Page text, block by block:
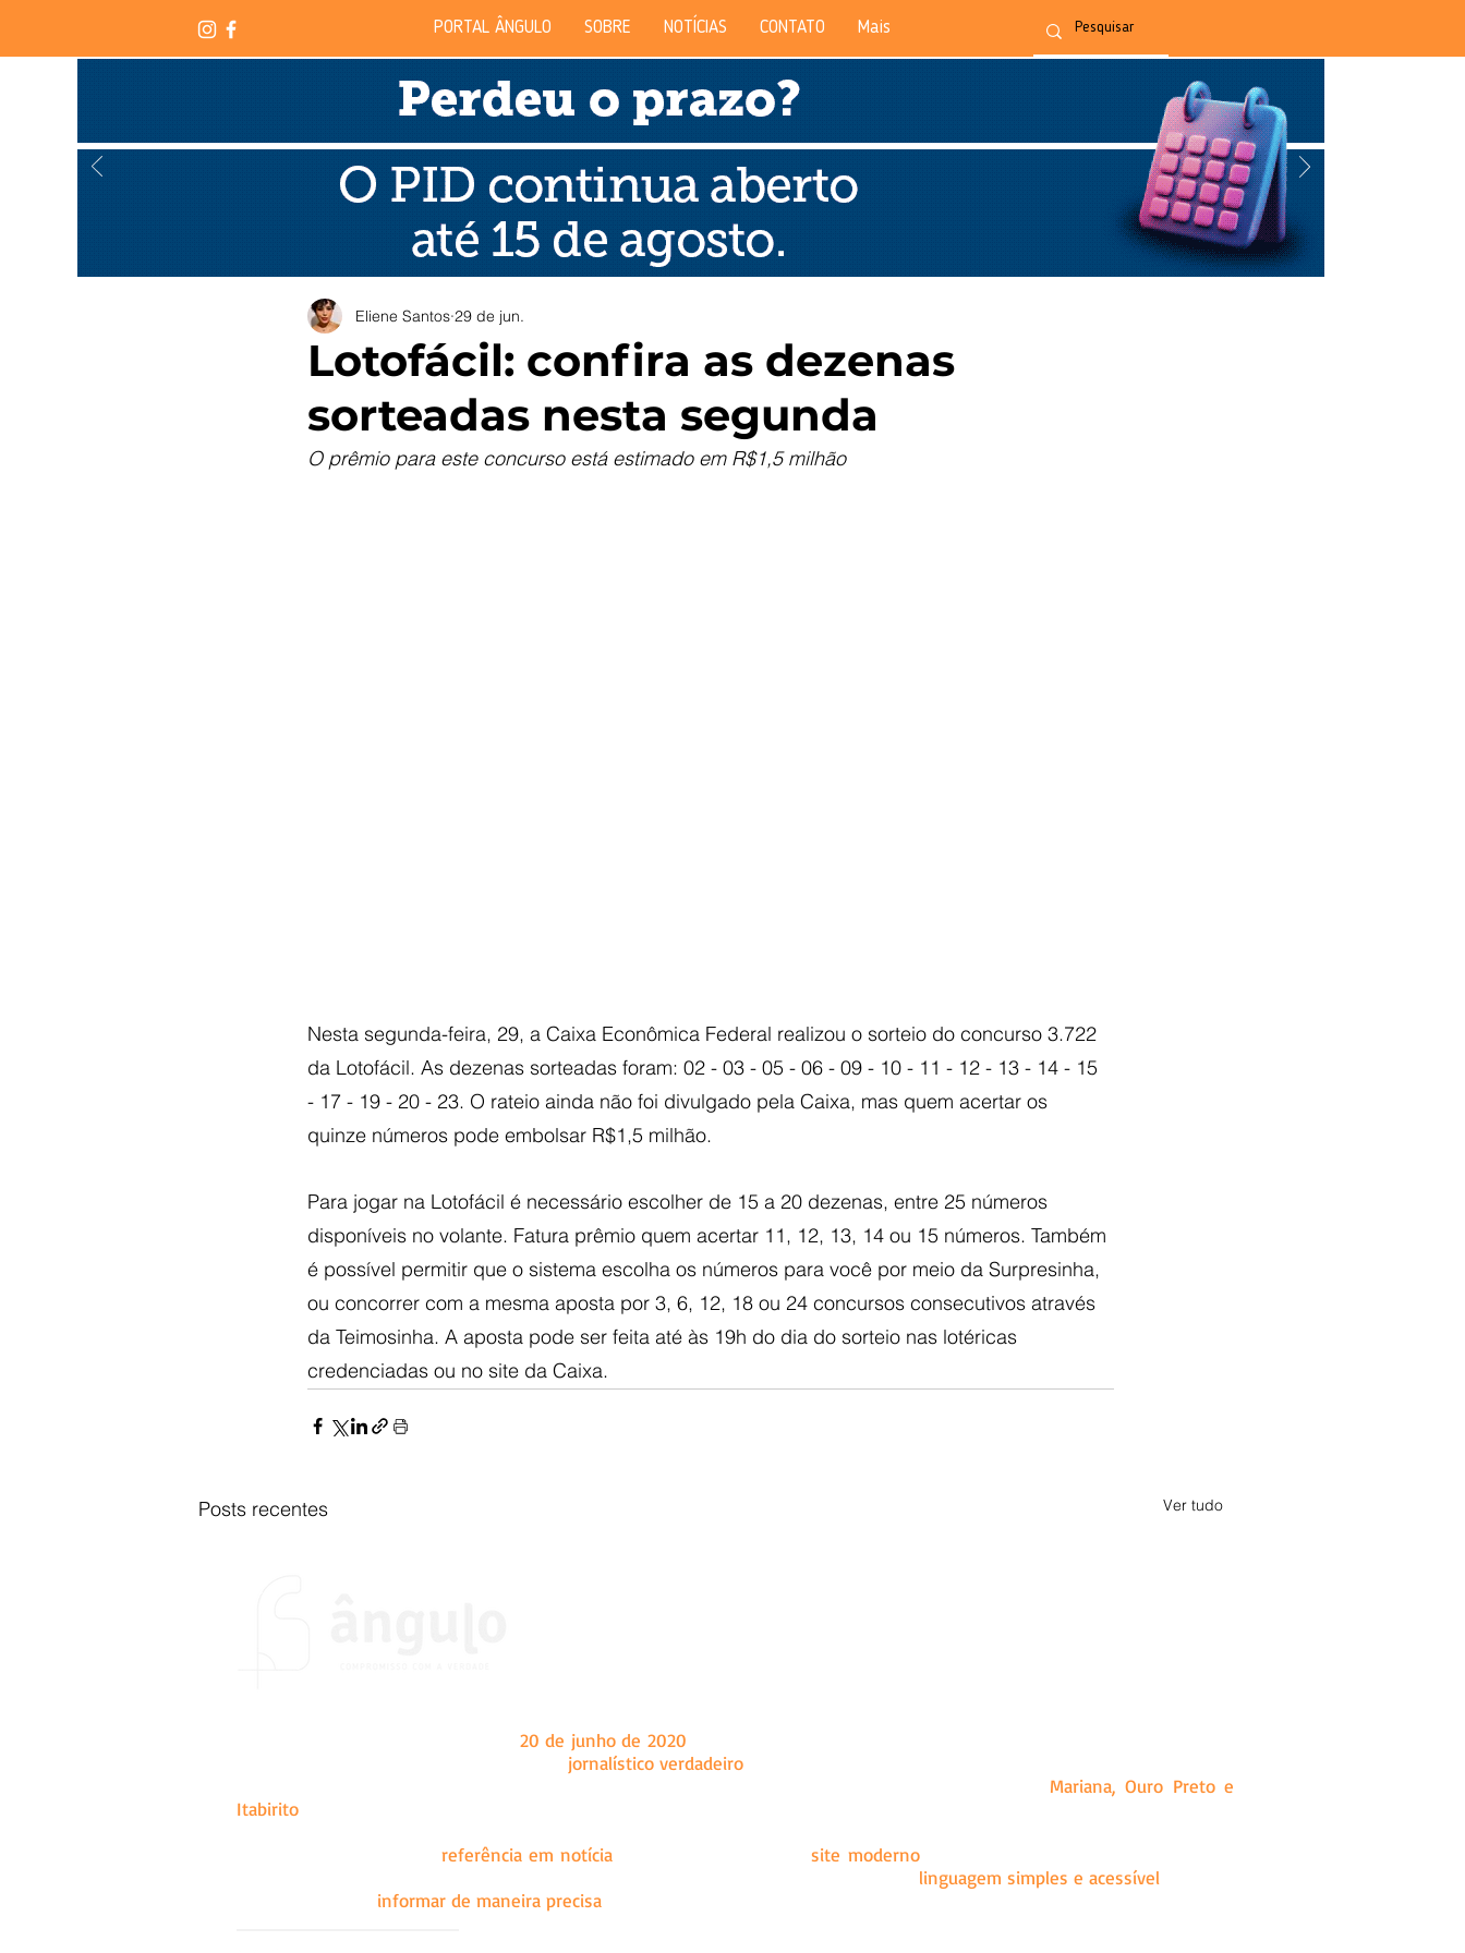
PORTAL ÂNGULO SOBRE NOTÍCIAS CONTATO Mais
Lotofácil: confira as dezenas
sorteadas nesta segunda
Eliene Santos 29 de jun.
O prêmio para este concurso está estimado em R$1,5 milhão
Nesta segunda-feira, 29, a Caixa Econômica Federal realizou o sorteio do concurso 3.722
da Lotofácil. As dezenas sorteadas foram: 02 - 03 - 05 - 06 - 09 - 10 - 11 - 12 - 13 - 14 - 15
- 17 - 19 - 20 - 23. O rateio ainda não foi divulgado pela Caixa, mas quem acertar os
quinze números pode embolsar R$1,5 milhão.
Para jogar na Lotofácil é necessário escolher de 15 a 20 dezenas, entre 25 números
disponíveis no volante. Fatura prêmio quem acertar 11, 12, 13, 14 ou 15 números. Também
é possível permitir que o sistema escolha os números para você por meio da Surpresinha,
ou concorrer com a mesma aposta por 3, 6, 12, 18 ou 24 concursos consecutivos através
da Teimosinha. A aposta pode ser feita até às 19h do dia do sorteio nas lotéricas
credenciadas ou no site da Caixa.
Posts recentes Ver tudo
O portal Ângulo foi fundado no dia20 de junho de 2020
jornalístico verdadeiro
Mariana, Ouro Preto e
Itabirito
A missão do portal é serreferência em notícia site moderno, com visões amplas dos mais diversos
linguagem simples e acessível
informar de maneira precisa